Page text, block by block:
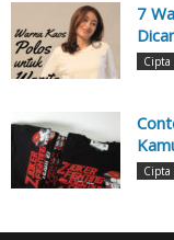
7
Cipta
Cipta